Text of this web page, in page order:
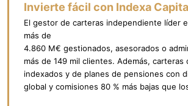
Invierte fácil con Indexa
El gestor de carteras independiente líder
más de
4.860 M€ gestionados, asesorados o
más de 149 mil clientes. Además, carteras
indexados y de planes de pensiones con
global y comisiones 80 % más bajas que